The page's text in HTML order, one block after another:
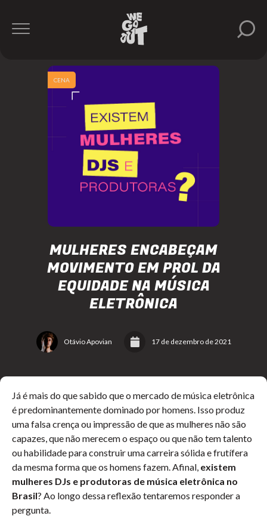
MULHERES ENCABEÇAM
MOVIMENTO EM PROL DA
EQUIDADE NA MÚSICA
ELETRÔNICA
Otávio Apovian 17 de dezembro de 2021
CENA
Já é mais do que sabido que o mercado de música eletrônica
é predominantemente dominado por homens. Isso produz
uma falsa crença ou impressão de que as mulheres não são
capazes, que não merecem o espaço ou que não tem talento
ou habilidade para construir uma carreira sólida e frutífera
da mesma forma que os homens fazem. Afinal, existem
mulheres DJs e produtoras de música eletrônica no
Brasil? Ao longo dessa reflexão tentaremos responder a
pergunta.